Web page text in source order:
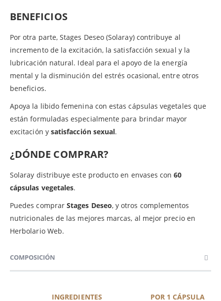
BENEFICIOS
Por otra parte, Stages Deseo (Solaray) contribuye al
incremento de la excitación, la satisfacción sexual y la
lubricación natural. Ideal para el apoyo de la energía
mental y la disminución del estrés ocasional, entre otros
beneficios.
Apoya la libido femenina con estas cápsulas vegetales que
están formuladas especialmente para brindar mayor
excitación y satisfacción sexual.
¿DÓNDE COMPRAR?
Solaray distribuye este producto en envases con60
cápsulas vegetales.
Puedes comprarStages Deseo, y otros complementos
nutricionales de las mejores marcas, al mejor precio en
Herbolario Web.
COMPOSICIÓN
INGREDIENTES POR 1 CÁPSULA